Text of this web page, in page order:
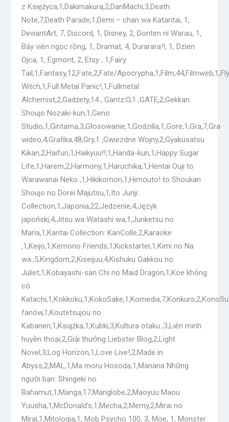
z Księżyca,1,Dakimakura,2,DanMachi,3,Death
Note,7,Death Parade,1,Demi – chan wa Kataritai, 1,
DeviantArt, 7, Discord, 1, Disney, 2, Donten ni Warau, 1,
Bảy viên ngọc rồng, 1, Dramat, 4, Durarara!!, 1, Dzien
Ojca, 1, Egmont, 2, Etsy , 1,Fairy
Tail,1,Fantasy,12,Fate,2,Fate/
Witch,1,Full Metal Panic!,1,Fullmetal
Alchemist,2,Gadżety,14 , Gantz:O,1 ,GATE,2,Gekkan
Shoujo Nozaki-kun,1,Geno
Studio,1,Gintama,3,Głosowanie,1,Godzilla,1,Gore,1,Gra,7,Gra
wideo,4,Grafika,48,Gry,1 ,Gwiezdne Wojny,2,Gyakusatsu
Kikan,2,Haifuri,1,Haikyuu!!,1,Handa-kun,1,Happy Sugar
Life,1,Harem,2,Harmony,1,Haruchika,1,Hentai Ouji to
Warawanai Neko ,1,Hikikomori,1,Himouto! to Shoukan
Shoujo no Dorei Majutsu,1,Ito Junji:
Collection,1,Japonia,22,Jedzenie,4,Język
japoński,4,Jitsu wa Watashi wa,1,Junketsu no
Maria,1,Kantai Collection: KanColle,2,Karaoke
,1,Keijo,1,Kemono Friends,1,Kickstarter,1,Kimi no Na
wa.,5,Kingdom,2,Kiseijuu,4,Kishuku Gakkou no
Juliet,1,Kobayashi-san Chi no Maid Dragon,1,Koe không
có
fanów,1,Koutetsujou no
Kabaneri,1,Książka,1,Kubki,3,Kultura otaku ,3,Liên minh
huyền thoại,2,Giải thưởng Liebster Blog,2,Light
Novel,3,Log Horizon,1,Love Live!,2,Made in
Abyss,2,MAL,1,Ma moru Hosoda,1,Manaria Những
người bạn: Shingeki no
Bahamut,1,Manga,17,Manglobe,2,Maoyuu Maou
Yuusha,1,McDonald’s,1,Mecha,2,Memy,2,Mirai no
Mirai,1,Mitologia,1, Mob Psycho 100, 3, Moe, 1, Monster